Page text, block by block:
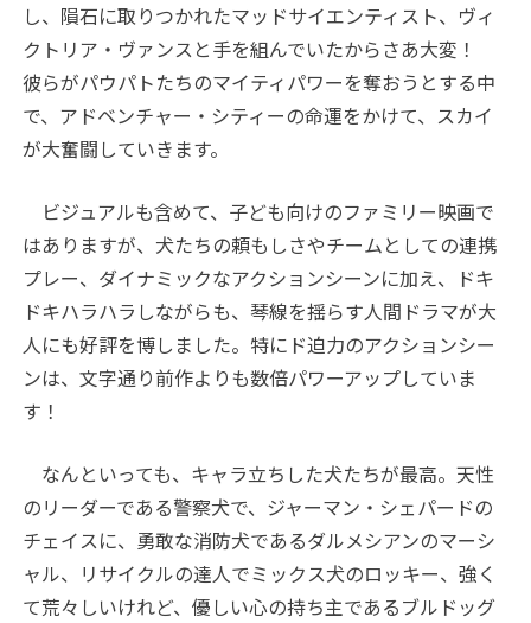
し、隕石に取りつかれたマッドサイエンティスト、ヴィ
クトリア・ヴァンスと手を組んでいたからさあ大変！
彼らがパウパトたちのマイティパワーを奪おうとする中
で、アドベンチャー・シティーの命運をかけて、スカイ
が大奮闘していきます。
ビジュアルも含めて、子ども向けのファミリー映画で
はありますが、犬たちの頼もしさやチームとしての連携
プレー、ダイナミックなアクションシーンに加え、ドキ
ドキハラハラしながらも、琴線を揺らす人間ドラマが大
人にも好評を博しました。特にド迫力のアクションシー
ンは、文字通り前作よりも数倍パワーアップしていま
す！
なんといっても、キャラ立ちした犬たちが最高。天性
のリーダーである警察犬で、ジャーマン・シェパードの
チェイスに、勇敢な消防犬であるダルメシアンのマーシ
ャル、リサイクルの達人でミックス犬のロッキー、強く
て荒々しいけれど、優しい心の持ち主であるブルドッグ